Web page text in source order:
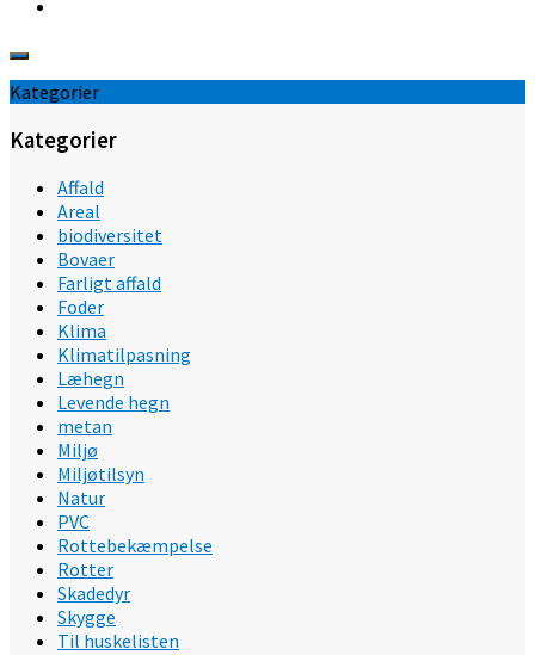
Kategorier
Kategorier
Affald
Areal
biodiversitet
Bovaer
Farligt affald
Foder
Klima
Klimatilpasning
Læhegn
Levende hegn
metan
Miljø
Miljøtilsyn
Natur
PVC
Rottebekæmpelse
Rotter
Skadedyr
Skygge
Til huskelisten